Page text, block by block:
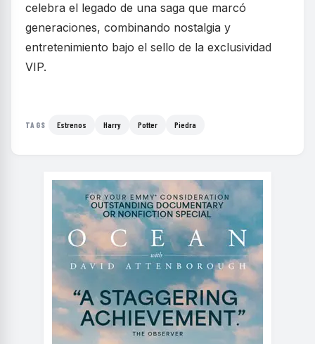
celebra el legado de una saga que marcó
generaciones, combinando nostalgia y
entretenimiento bajo el sello de la exclusividad
VIP.
TAGS Estrenos Harry Potter Piedra